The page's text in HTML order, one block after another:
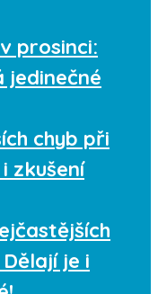
prosinci:
jedinečné
chyb při
zkušení
je i